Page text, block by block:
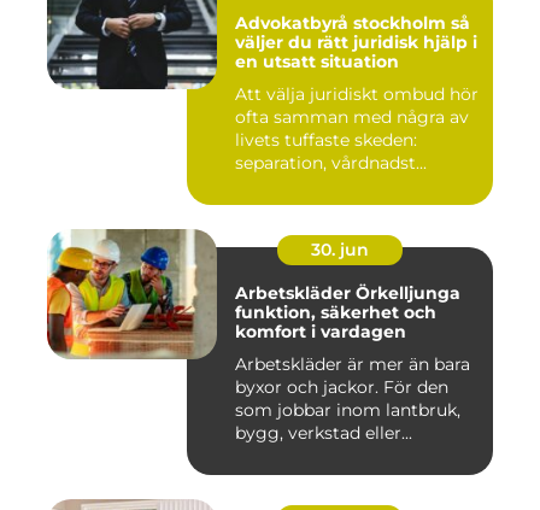
Advokatbyrå stockholm så
väljer du rätt juridisk hjälp i
en utsatt situation
Att välja juridiskt ombud hör
ofta samman med några av
livets tuffaste skeden:
separation, vårdnadst...
30. jun
Arbetskläder Örkelljunga
funktion, säkerhet och
komfort i vardagen
Arbetskläder är mer än bara
byxor och jackor. För den
som jobbar inom lantbruk,
bygg, verkstad eller...